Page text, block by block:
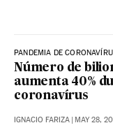
PANDEMIA DE
Número de
aumenta 40%
coronavírus
IGNACIO FARIZA MAY 28,